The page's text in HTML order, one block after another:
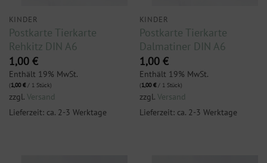
KINDER
Postkarte Tierkarte
Rehkitz DIN A6
1,00 €
Enthält 19% MwSt.
(1,00€/ 1 Stück)
zzgl. Versand
Lieferzeit: ca. 2-3 Werktage
KINDER
Postkarte Tierkarte
Dalmatiner DIN A6
1,00 €
Enthält 19% MwSt.
(1,00€/ 1 Stück)
zzgl. Versand
Lieferzeit: ca. 2-3 Werktage